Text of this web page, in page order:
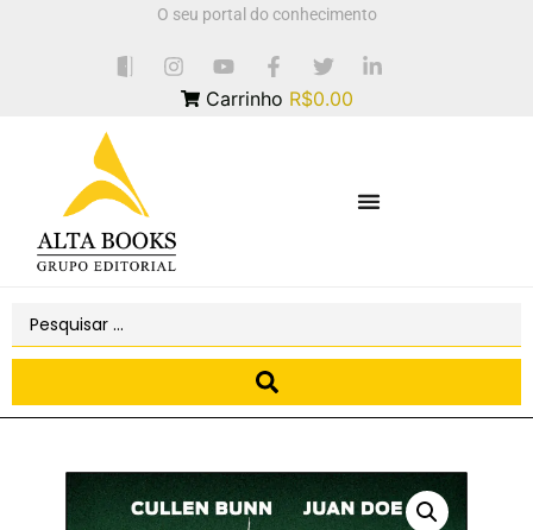
O seu portal do conhecimento
Carrinho R$0.00